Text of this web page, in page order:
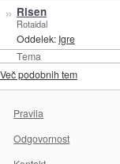
Tema
» Risen
Rotaidal
Oddelek: Igre
Več podobnih tem
Pravila
Odgovornost